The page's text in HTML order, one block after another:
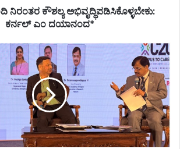
ನಿರಂತರ ಕೌಶಲ್ಯ ಅಭಿವೃದ್ಧಿಪಡಿಸಿಕೊಳ್ಳಬೇಕು:
ಕರ್ನಲ್‌ ಎಂ ದಯಾನಂದ*